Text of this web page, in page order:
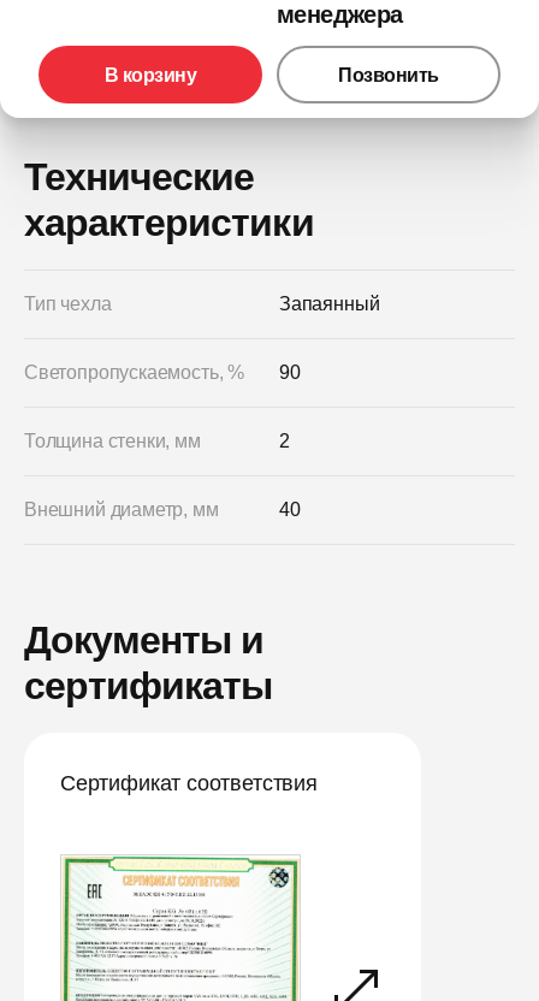
менеджера
В корзину Позвонить
Технические
характеристики
Тип чехла Запаянный
Светопропускаемость, % 90
Толщина стенки, мм 2
Внешний диаметр, мм 40
Документы и
сертификаты
Сертификат соответствия